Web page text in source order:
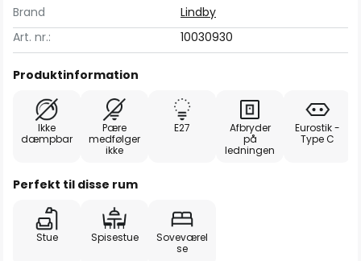
Brand
Lindby
Art. nr.:
10030930
Produktinformation
Ikke
dæmpbar
Pære
medfølger
ikke
E27
Afbryder
på
ledningen
Eurostik -
Type C
Perfekt til disse rum
Stue Spisestue
Soveværel
se